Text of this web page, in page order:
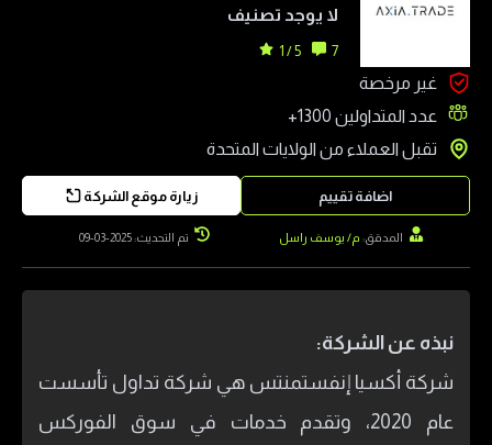
لا يوجد تصنيف
7
5 / 1
غير مرخصة
عدد المتداولين 1300+
تقبل العملاء من الولايات المتحدة
زيارة موقع الشركة اضافة تقييم
المدقق: م/ يوسف راسل تم التحديث: 2025-03-09
نبذه عن الشركة:
شركة أكسيا إنفستمنتس هي شركة تداول تأسست
عام 2020، وتقدم خدمات في سوق الفوركس